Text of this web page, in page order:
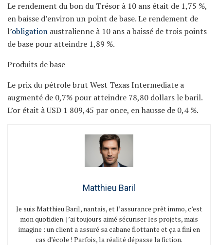
Le rendement du bon du Trésor à 10 ans était de 1,75 %,
en baisse d’environ un point de base. Le rendement de
l’obligation australienne à 10 ans a baissé de trois points
de base pour atteindre 1,89 %.
Produits de base
Le prix du pétrole brut West Texas Intermediate a
augmenté de 0,7% pour atteindre 78,80 dollars le baril.
L’or était à USD 1 809,45 par once, en hausse de 0,4 %.
Matthieu Baril
Je suis Matthieu Baril, nantais, et l’assurance prêt immo, c’est
mon quotidien. J’ai toujours aimé sécuriser les projets, mais
imagine : un client a assuré sa cabane flottante et ça a fini en
cas d’école ! Parfois, la réalité dépasse la fiction.